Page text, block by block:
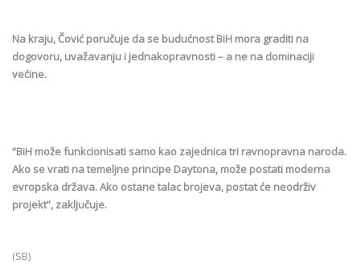
Na kraju, Čović poručuje da se budućnost BiH mora graditi na
dogovoru, uvažavanju i jednakopravnosti – a ne na dominaciji
većine.
“BiH može funkcionisati samo kao zajednica tri ravnopravna naroda.
Ako se vrati na temeljne principe Daytona, može postati moderna
evropska država. Ako ostane talac brojeva, postat će neodrživ
projekt”, zaključuje.
(SB)